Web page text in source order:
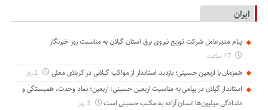
ایران
پیام مدیرعامل شركت توزیع نیروی برق استان گیلان به مناسبت روز خبرنگار ‌
17 ساعت
همزمان با اربعین حسینی؛ بازدید استاندار از مواکب گیلانی در کربلای معلی 2 روز
استاندار گیلان در پیامی به مناسبت اربعین حسینی: اربعین؛ نماد وحدت، همبستگی و
دلدادگی میلیون‌ها انسان آزاده به مکتب حسینی است
3 روز